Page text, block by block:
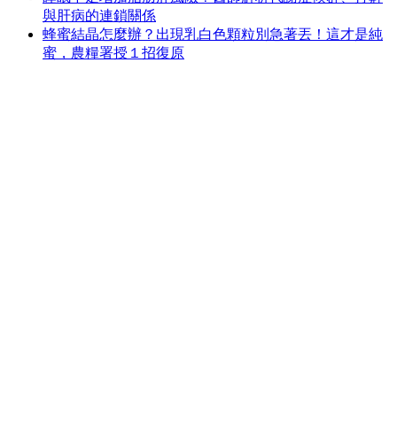
與肝病的連鎖關係
蜂蜜結晶怎麼辦？出現乳白色顆粒別急著丟！這才是純
蜜，農糧署授１招復原